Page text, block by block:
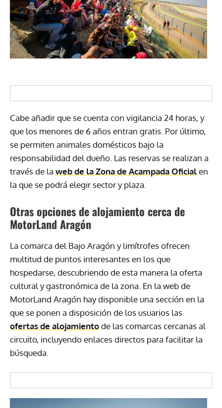
Cabe añadir que se cuenta con vigilancia 24 horas, y
que los menores de 6 años entran gratis. Por último,
se permiten animales domésticos bajo la
responsabilidad del dueño. Las reservas se realizan a
través de la web de la Zona de Acampada Oficialen
la que se podrá elegir sector y plaza.
Otras opciones de alojamiento cerca de
MotorLand Aragón
La comarca del Bajo Aragón y limítrofes ofrecen
multitud de puntos interesantes en los que
hospedarse, descubriendo de esta manera la oferta
cultural y gastronómica de la zona. En la web de
MotorLand Aragón hay disponible una sección en la
que se ponen a disposición de los usuarios las
ofertas de alojamientode las comarcas cercanas al
circuito, incluyendo enlaces directos para facilitar la
búsqueda.